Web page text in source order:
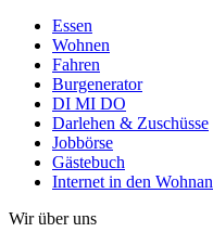
Essen
Wohnen
Fahren
Burgenerator
DI MI DO
Darlehen & Zuschüsse
Jobbörse
Gästebuch
Internet in den
Wir über uns